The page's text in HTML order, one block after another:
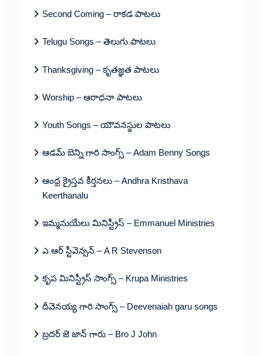
Second Coming – రాకడ పాటలు
Telugu Songs – తెలుగు పాటలు
Thanksgiving – కృతజ్ఞత పాటలు
Worship – ఆరాధనా పాటలు
Youth Songs – యౌవనస్థుల పాటలు
ఆడమ్ బెన్ని గారి సాంగ్స్ – Adam Benny Songs
ఆంధ్ర క్రైస్తవ కీర్తనలు – Andhra Kristhava
Keerthanalu
ఇమ్మనుయేలు మినిస్ట్రీస్ – Emmanuel Ministries
ఎ ఆర్ స్టీవెన్సన్ – A R Stevenson
కృప మినిస్ట్రీస్ సాంగ్స్ – Krupa Ministries
దీవెనయ్య గారి సాంగ్స్ – Deevenaiah garu songs
బ్రదర్ జె జాన్ గారు – Bro J John